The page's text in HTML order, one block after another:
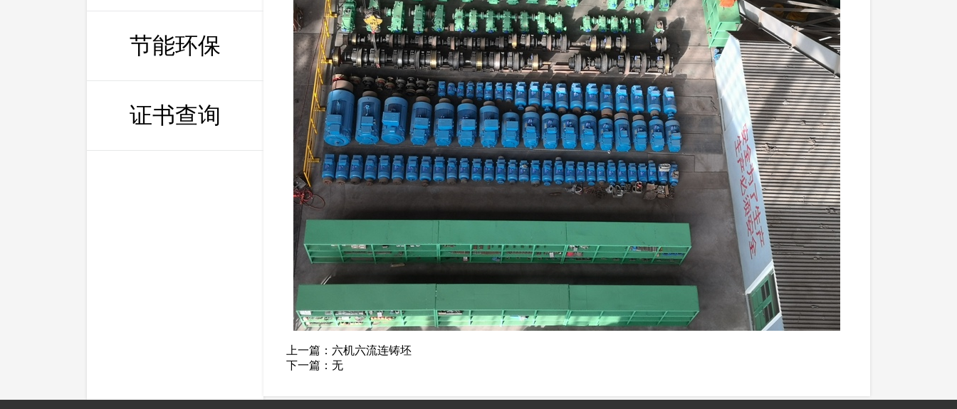
节能环保
证书查询
上一篇： 六机六流连铸坯
下一篇：无